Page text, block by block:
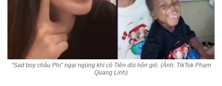
“Sad boy châu Phi” ngại ngùng khi cô Tiên đòi hôn gió. (Ảnh: TikTok Phạm
Quang Linh)